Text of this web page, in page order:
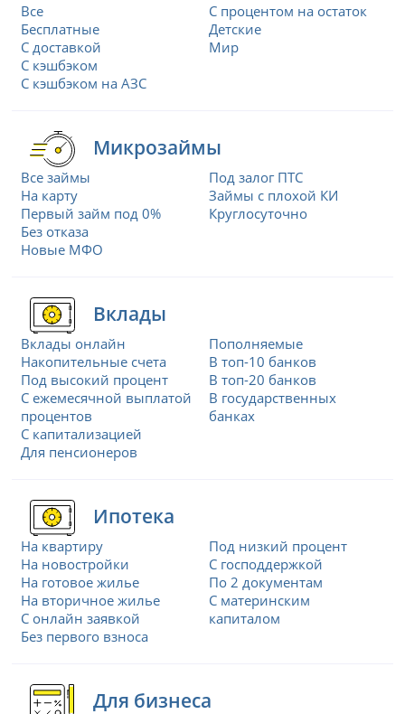
Все
Бесплатные
С доставкой
С кэшбэком
С кэшбэком на АЗС
С процентом на остаток
Детские
Мир
Микрозаймы
Все займы
На карту
Первый займ под 0%
Без отказа
Новые МФО
Под залог ПТС
Займы с плохой КИ
Круглосуточно
Вклады
Вклады онлайн
Накопительные счета
Под высокий процент
С ежемесячной выплатой
процентов
С капитализацией
Для пенсионеров
Пополняемые
В топ-10 банков
В топ-20 банков
В государственных
банках
Ипотека
На квартиру
На новостройки
На готовое жилье
На вторичное жилье
С онлайн заявкой
Без первого взноса
Под низкий процент
С господдержкой
По 2 документам
С материнским
капиталом
Для бизнеса